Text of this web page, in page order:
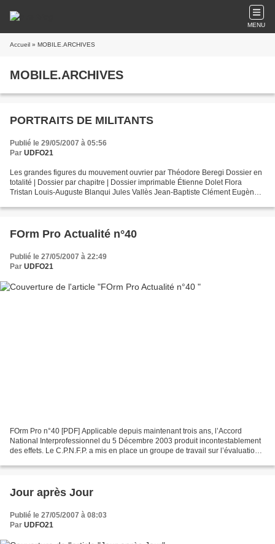
MENU
Accueil » MOBILE.ARCHIVES
MOBILE.ARCHIVES
PORTRAITS DE MILITANTS
Publié le 29/05/2007 à 05:56
Par UDFO21
Les grandes figures du mouvement ouvrier par Théodore Beregi Dossier en
totalité | Dossier par chapitre | Dossier imprimable Étienne Dolet Flora
Tristan Louis-Auguste Blanqui Jules Vallès Jean-Baptiste Clément Eugène
FOrm Pro Actualité n°40
Publié le 27/05/2007 à 22:49
Par UDFO21
FOrm Pro n°40 [PDF] Applicable depuis maintenant trois ans, l’Accord
National Interprofessionnel du 5 Décembre 2003 produit incontestablement
des effets. Le C.P.N.F.P. a mis en place un groupe de travail sur l’évaluation
Jour après Jour
Publié le 27/05/2007 à 08:03
Par UDFO21